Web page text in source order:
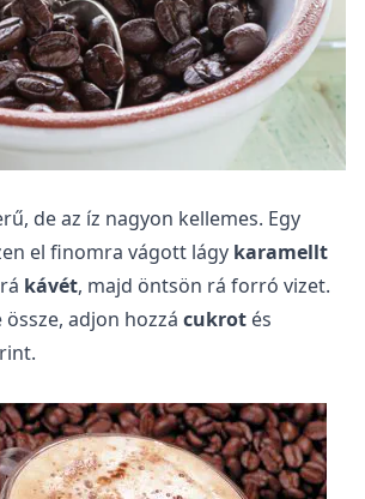
de az íz nagyon kellemes. Egy
el finomra vágott lágy karamellt
kávét, majd öntsön rá forró vizet.
adjon hozzá cukrot és